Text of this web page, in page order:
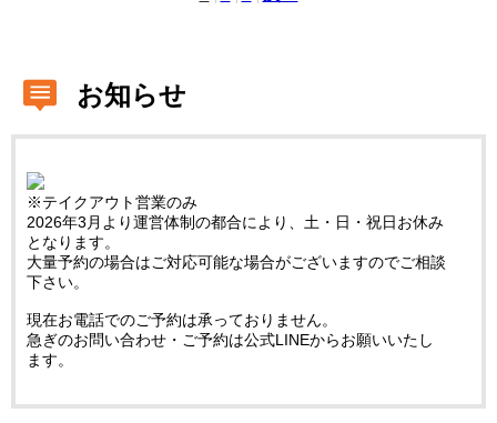
お知らせ
※テイクアウト営業のみ
2026年3月より運営体制の都合により、土・日・祝日お休み
となります。
大量予約の場合はご対応可能な場合がございますのでご相談
下さい。
現在お電話でのご予約は承っておりません。
急ぎのお問い合わせ・ご予約は公式LINEからお願いいたし
ます。